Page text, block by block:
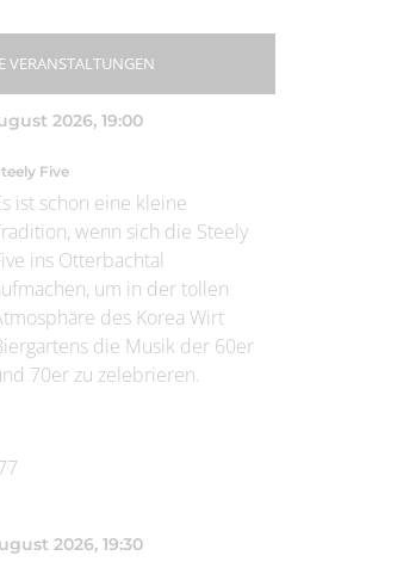
VERANSTALTUNGEN
2026, 19:00
Five
ist schon eine kleine
wenn sich die Steely
ins Otterbachtal
um in der tollen
des Korea Wirt
die Musik der 60er
70er zu zelebrieren.
2026, 19:30